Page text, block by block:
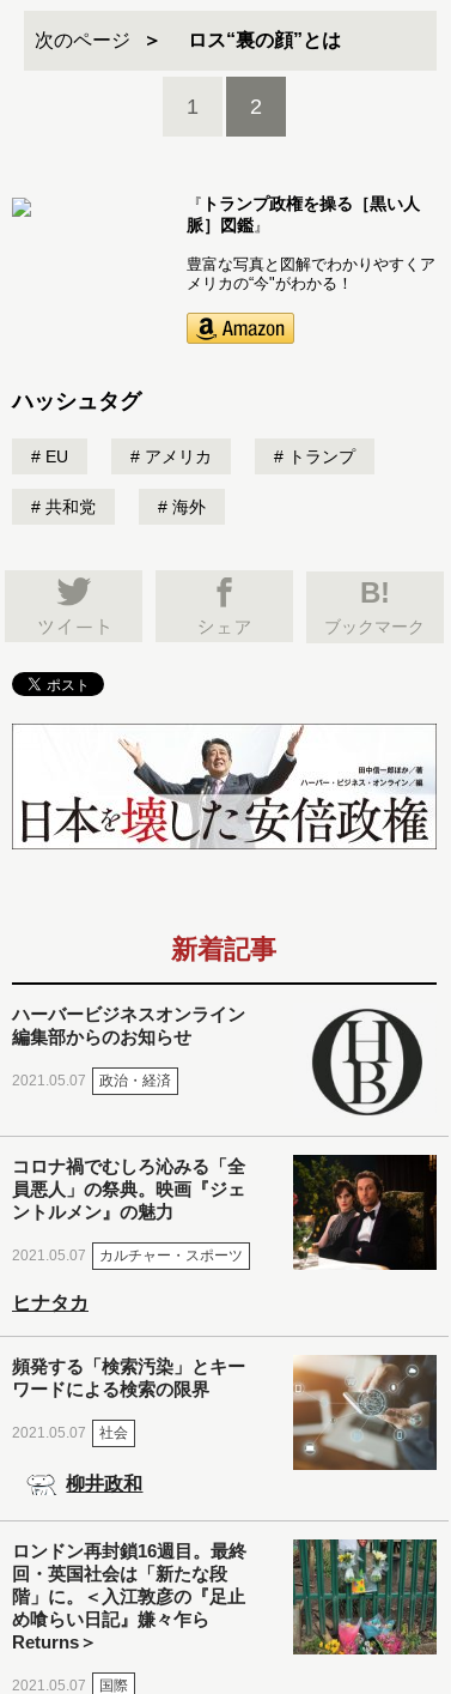
次のページ ロス“裏の顔”とは
1 2
『 トランプ政権を操る［黒い人
脈］図鑑 』
豊富な写真と図解でわかりやすくア
メリカの“今"がわかる！
ハッシュタグ
EU アメリカ トランプ
共和党 海外
B!
ブックマーク
新着記事
ハーバービジネスオンライン
編集部からのお知らせ
2021.05.07 政治・経済
コロナ禍でむしろ沁みる「全
員悪人」の祭典。映画『ジェ
ントルメン』の魅力
2021.05.07 カルチャー・スポーツ
ヒナタカ
頻発する「検索汚染」とキー
ワードによる検索の限界
2021.05.07 社会
柳井政和
ロンドン再封鎖16週目。最終
回・英国社会は「新たな段
階」に。＜入江敦彦の『足止
め喰らい日記』嫌々乍ら
Returns＞
2021.05.07 国際